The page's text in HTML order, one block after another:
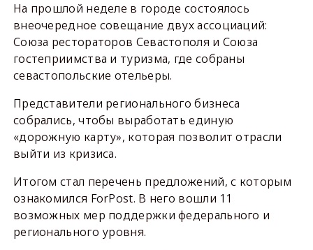
На прошлой неделе в городе состоялось
внеочередное совещание двух ассоциаций:
Союза рестораторов Севастополя и Союза
гостеприимства и туризма, где собраны
севастопольские отельеры.
Представители регионального бизнеса
собрались, чтобы выработать единую
«дорожную карту», которая позволит отрасли
выйти из кризиса.
Итогом стал перечень предложений, с которым
ознакомился ForPost. В него вошли 11
возможных мер поддержки федерального и
регионального уровня.